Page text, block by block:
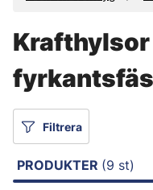
Filtrera
PRODUKTER (9 st)